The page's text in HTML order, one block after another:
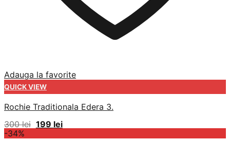
Adauga la favorite
QUICK VIEW
Rochie Traditionala Edera 3.
300lei Prețul
199 leiPrețul
-34%